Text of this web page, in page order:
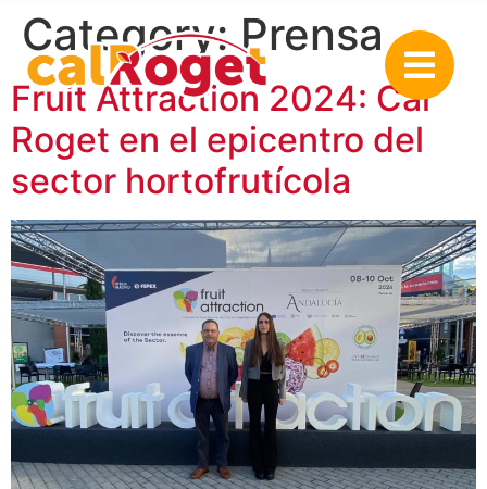
Category:Prensa
Fruit Attraction 2024: Cal
Roget en el epicentro del
sector hortofrutícola